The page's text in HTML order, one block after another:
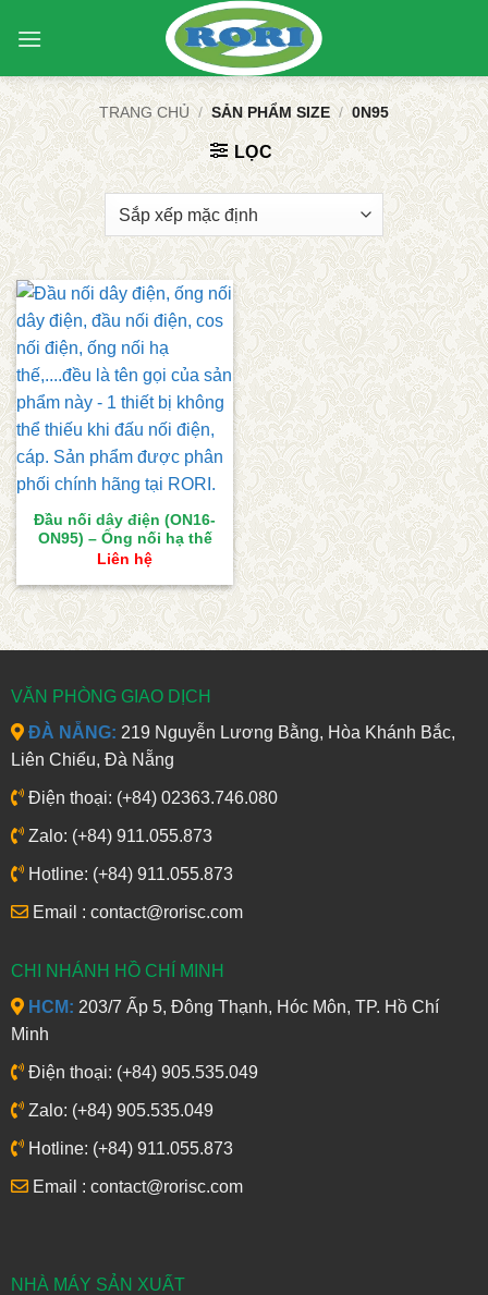
qua
dung
TRANG CHỦ / SẢN PHẨM SIZE / 0N95
LỌC
Đầu nối dây điện (ON16-
ON95) – Ống nối hạ thế
Liên hệ
VĂN PHÒNG GIAO DỊCH
ĐÀ NẴNG: 219 Nguyễn Lương Bằng, Hòa Khánh Bắc,
Liên Chiểu, Đà Nẵng
Điện thoại: (+84) 02363.746.080
Zalo: (+84) 911.055.873
Hotline: (+84) 911.055.873
Email : contact@rorisc.com
CHI NHÁNH HỒ CHÍ MINH
HCM: 203/7 Ấp 5, Đông Thạnh, Hóc Môn, TP. Hồ Chí
Minh
Điện thoại: (+84) 905.535.049
Zalo: (+84) 905.535.049
Hotline: (+84) 911.055.873
Email : contact@rorisc.com
NHÀ MÁY SẢN XUẤT